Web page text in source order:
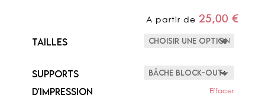
A partir de25,00€
Tailles
Supports
d'impression
Effacer